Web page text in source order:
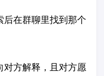
后在群聊里找到那个
对方解释，且对方愿